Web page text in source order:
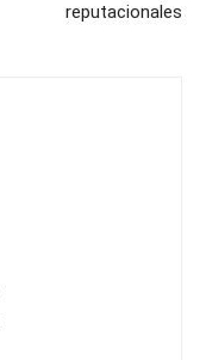
reputacionales